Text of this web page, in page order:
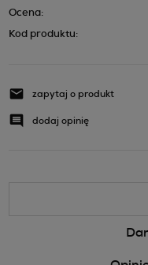
Ocena:
Kod produktu:
zapytaj o produkt
dodaj opinię